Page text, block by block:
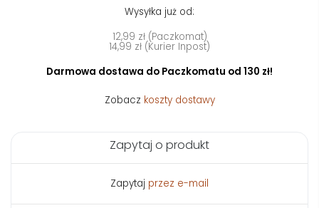
Wysyłka już od:
12,99 zł (Paczkomat)
14,99 zł (Kurier Inpost)
Darmowa dostawa do Paczkomatu od 130 zł!
Zobacz koszty dostawy
Zapytaj o produkt
Zapytaj przez e-mail